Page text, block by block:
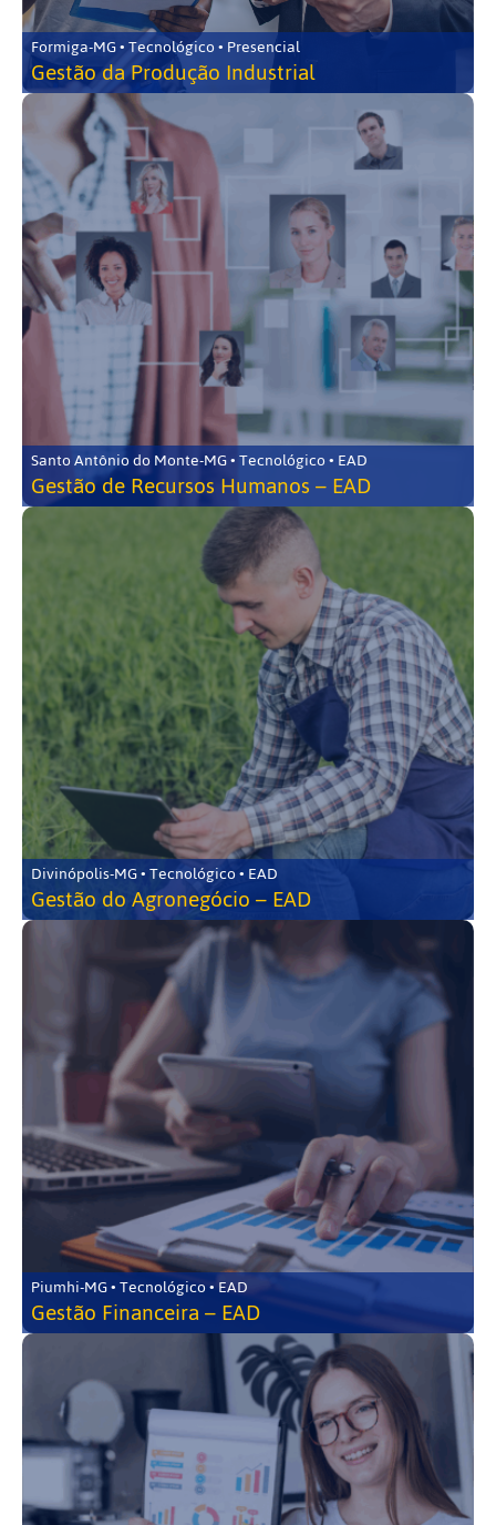
Formiga-MG • Tecnológico • Presencial
Gestão da Produção Industrial
Santo Antônio do Monte-MG • Tecnológico • EAD
Gestão de Recursos Humanos – EAD
Divinópolis-MG • Tecnológico • EAD
Gestão do Agronegócio – EAD
Piumhi-MG • Tecnológico • EAD
Gestão Financeira – EAD